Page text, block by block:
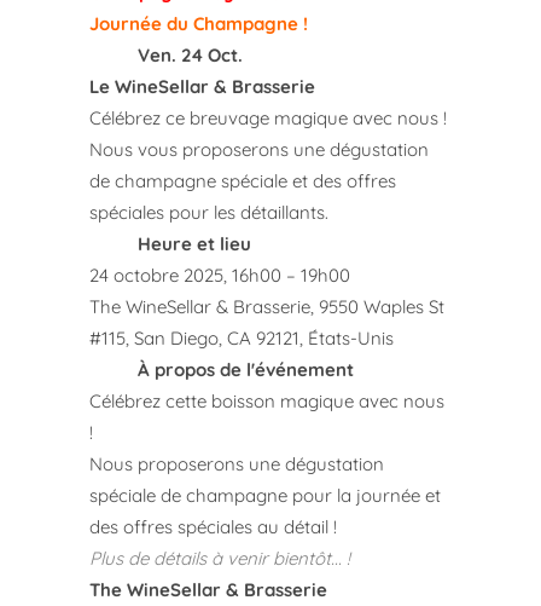
Journée du Champagne !
Ven. 24 Oct.
Le WineSellar & Brasserie
Célébrez ce breuvage magique avec nous !
Nous vous proposerons une dégustation
de champagne spéciale et des offres
spéciales pour les détaillants.
Heure et lieu
24 octobre 2025, 16h00 – 19h00
The WineSellar & Brasserie, 9550 Waples St
#115, San Diego, CA 92121, États-Unis
À propos de l'événement
Célébrez cette boisson magique avec nous
!
Nous proposerons une dégustation
spéciale de champagne pour la journée et
des offres spéciales au détail !
Plus de détails à venir bientôt... !
The WineSellar & Brasserie